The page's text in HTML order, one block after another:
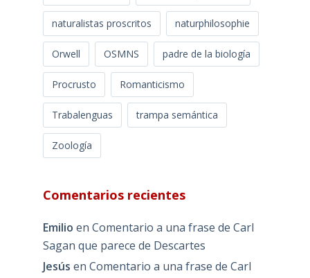
naturalistas proscritos naturphilosophie
Orwell OSMNS padre de la biología
Procrusto Romanticismo
Trabalenguas trampa semántica
Zoología
Comentarios recientes
Emilio en Comentario a una frase de Carl
Sagan que parece de Descartes
Jesús en Comentario a una frase de Carl